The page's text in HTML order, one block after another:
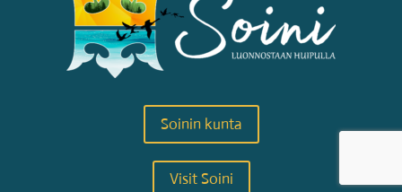
Soinin kunta
Visit Soini